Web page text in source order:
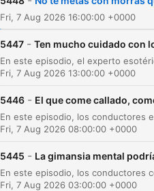
Fri, 7 Aug 2026 16:00:00 +0000
5447 - Ten mucho cuidado con
Fri, 7 Aug 2026 13:00:00 +0000
5446 - El que come callado,
Fri, 7 Aug 2026 08:00:00 +0000
5445 - La gimansia mental
Fri, 7 Aug 2026 03:00:00 +0000